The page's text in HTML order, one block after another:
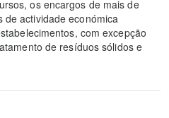
os encargos de mais de
de actividade económica
com excepção
de resíduos sólidos e